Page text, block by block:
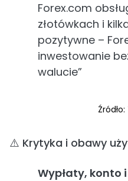
Forex.com
złotówkach i
pozytywne –
inwestowanie
walucie”
⚠️ Krytyka i obawy
Wypłaty, konto